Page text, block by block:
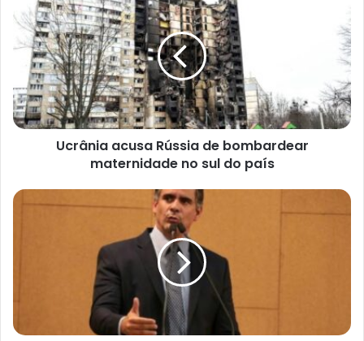
acusa
Rússia
de
bombardear
maternidade
no
sul
do
Ucrânia acusa Rússia de bombardear
maternidade no sul do país
Deputado
vive